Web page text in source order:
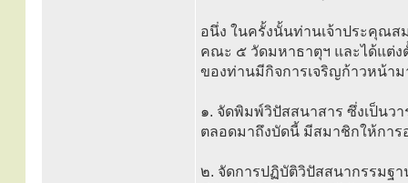
อนึ่ง ในครั้งนั้นท่านเจ้าประคุณส
คณะ ๕ วัดมหาธาตุฯ และได้แต่ง
ของท่านมีกิจการเจริญก้าวหน้า
๑. จัดพิมพ์วิปัสสนาสาร ซึ่งเป็นว
ตลอดมาถึงบัดนี้ มีสมาชิกให้กา
๒. จัดการปฏิบัติวิปัสสนากรรมฐ